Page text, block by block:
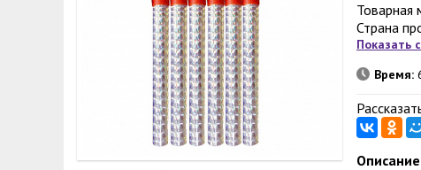
Страна
Показать
Время: